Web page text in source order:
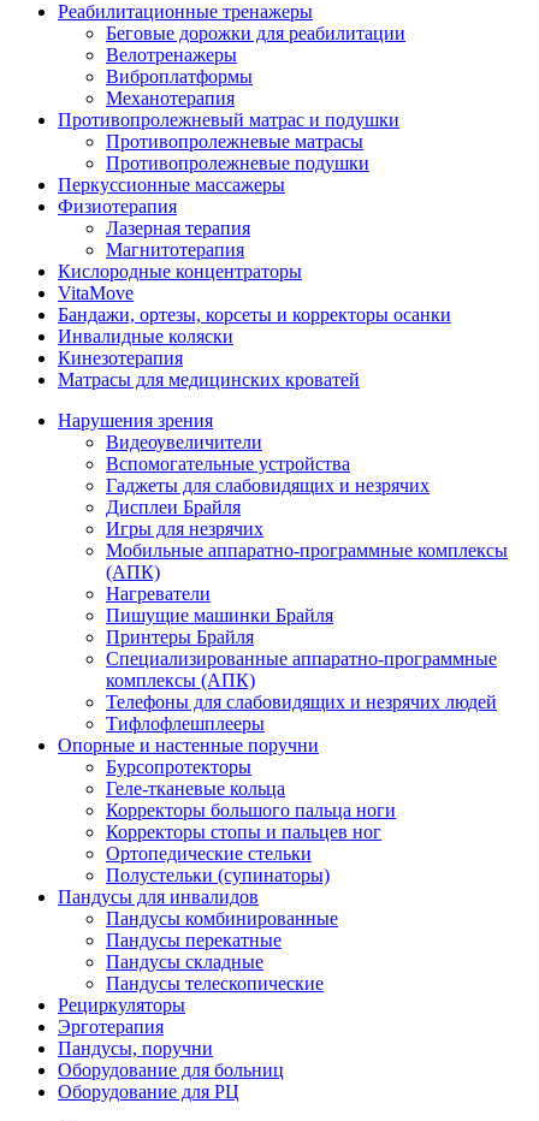
Реабилитационные тренажеры
Беговые дорожки для реабилитации
Велотренажеры
Виброплатформы
Механотерапия
Противопролежневый матрас и подушки
Противопролежневые матрасы
Противопролежневые подушки
Перкуссионные массажеры
Физиотерапия
Лазерная терапия
Магнитотерапия
Кислородные концентраторы
VitaMove
Бандажи, ортезы, корсеты и корректоры осанки
Инвалидные коляски
Кинезотерапия
Матрасы для медицинских кроватей
Нарушения зрения
Видеоувеличители
Вспомогательные устройства
Гаджеты для слабовидящих и незрячих
Дисплеи Брайля
Игры для незрячих
Мобильные аппаратно-программные комплексы
(АПК)
Нагреватели
Пишущие машинки Брайля
Принтеры Брайля
Специализированные аппаратно-программные
комплексы (АПК)
Телефоны для слабовидящих и незрячих людей
Тифлофлешплееры
Опорные и настенные поручни
Бурсопротекторы
Геле-тканевые кольца
Корректоры большого пальца ноги
Корректоры стопы и пальцев ног
Ортопедические стельки
Полустельки (супинаторы)
Пандусы для инвалидов
Пандусы комбинированные
Пандусы перекатные
Пандусы складные
Пандусы телескопические
Рециркуляторы
Эрготерапия
Пандусы, поручни
Оборудование для больниц
Оборудование для РЦ